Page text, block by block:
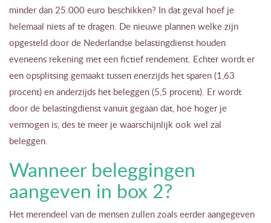
minder dan 25.000 euro beschikken? In dat geval hoef je
helemaal niets af te dragen. De nieuwe plannen welke zijn
opgesteld door de Nederlandse belastingdienst houden
eveneens rekening met een fictief rendement. Echter wordt er
een opsplitsing gemaakt tussen enerzijds het sparen (1,63
procent) en anderzijds het beleggen (5,5 procent). Er wordt
door de belastingdienst vanuit gegaan dat, hoe hoger je
vermogen is, des te meer je waarschijnlijk ook wel zal
beleggen.
Wanneer beleggingen
aangeven in box 2?
Het merendeel van de mensen zullen zoals eerder aangegeven